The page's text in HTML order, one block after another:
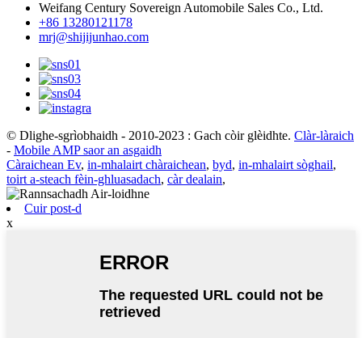
Weifang Century Sovereign Automobile Sales Co., Ltd.
+86 13280121178
mrj@shijijunhao.com
© Dlighe-sgrìobhaidh - 2010-2023 : Gach còir glèidhte. Clàr-làraich
- Mobile AMP saor an asgaidh
Càraichean Ev, in-mhalairt chàraichean, byd, in-mhalairt sòghail,
toirt a-steach fèin-ghluasadach, càr dealain,
Cuir post-d
x